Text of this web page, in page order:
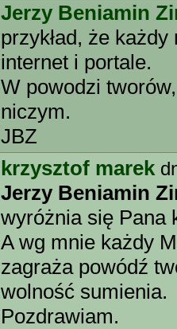
Jerzy Beniamin
przykład, że
internet i portale.
W powodzi
niczym.
JBZ
krzysztof marek
Jerzy Beniamin
wyróżnia się Pana
A wg mnie każdy
zagraża powódź
wolność sumienia.
Pozdrawiam.